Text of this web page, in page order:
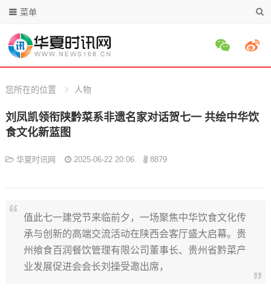
菜单
您所在的位置 人物
刘凤凯领衔陕黔菜系非遗名家对话贺七一 共绘中华饮
食文化新蓝图
华夏时讯网 2025-06-22 20:06 8879
值此七一建党节来临前夕，一场聚焦中华饮食文化传
承与创新的高端交流活动在陕西会客厅盛大启幕。贵
州飨食百润餐饮管理有限公司董事长、贵州省黔菜产
业发展促进会会长刘操受邀出席，